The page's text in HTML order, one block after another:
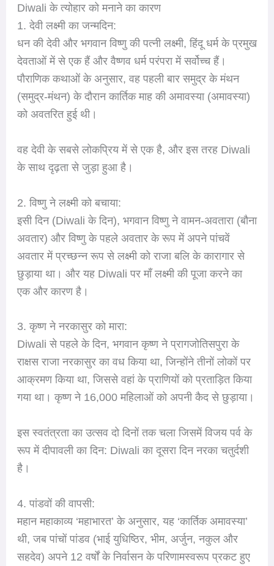
Diwali के त्योहार को मनाने का कारण
1. देवी लक्ष्मी का जन्मदिन:
धन की देवी और भगवान विष्णु की पत्नी लक्ष्मी, हिंदू धर्म के प्रमुख
देवताओं में से एक हैं और वैष्णव धर्म परंपरा में सर्वोच्च हैं।
पौराणिक कथाओं के अनुसार, वह पहली बार समुद्र के मंथन
(समुद्र-मंथन) के दौरान कार्तिक माह की अमावस्या (अमावस्या)
को अवतरित हुई थी।
वह देवी के सबसे लोकप्रिय में से एक है, और इस तरह Diwali
के साथ दृढ़ता से जुड़ा हुआ है।
2. विष्णु ने लक्ष्मी को बचाया:
इसी दिन (Diwali के दिन), भगवान विष्णु ने वामन-अवतारा (बौना
अवतार) और विष्णु के पहले अवतार के रूप में अपने पांचवें
अवतार में प्रच्छन्न रूप से लक्ष्मी को राजा बलि के कारागार से
छुड़ाया था। और यह Diwali पर माँ लक्ष्मी की पूजा करने का
एक और कारण है।
3. कृष्ण ने नरकासुर को मारा:
Diwali से पहले के दिन, भगवान कृष्ण ने प्रागजोतिसपुरा के
राक्षस राजा नरकासुर का वध किया था, जिन्होंने तीनों लोकों पर
आक्रमण किया था, जिससे वहां के प्राणियों को प्रताड़ित किया
गया था। कृष्ण ने 16,000 महिलाओं को अपनी कैद से छुड़ाया।
इस स्वतंत्रता का उत्सव दो दिनों तक चला जिसमें विजय पर्व के
रूप में दीपावली का दिन: Diwali का दूसरा दिन नरका चतुर्दशी
है।
4. पांडवों की वापसी:
महान महाकाव्य ‘महाभारत’ के अनुसार, यह ‘कार्तिक अमावस्या’
थी, जब पांचों पांडव (भाई युधिष्ठिर, भीम, अर्जुन, नकुल और
सहदेव) अपने 12 वर्षों के निर्वासन के परिणामस्वरूप प्रकट हुए